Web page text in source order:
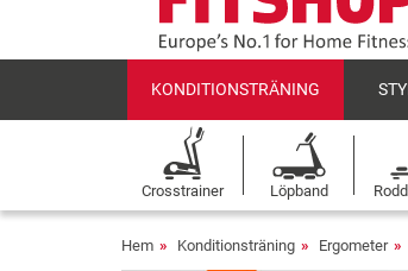
KONDITIONSTRÄNING
Crosstrainer Löpband
Hem Konditionsträning Ergometer